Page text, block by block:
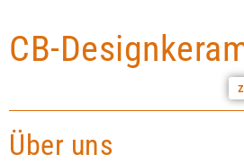
CB-
Über uns